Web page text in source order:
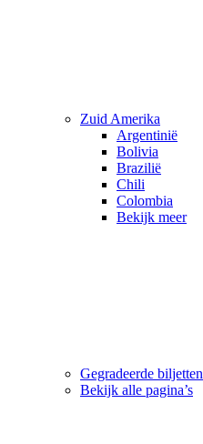
Zuid Amerika
Argentinië
Bolivia
Brazilië
Chili
Colombia
Bekijk meer
Gegradeerde biljetten
Bekijk alle pagina’s